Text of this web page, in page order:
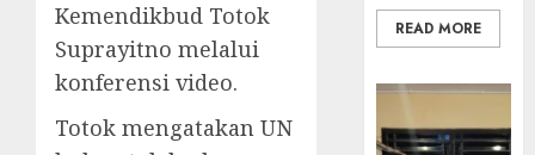
Kemendikbud Totok
Suprayitno melalui
konferensi video.
Totok mengatakan UN
READ MORE